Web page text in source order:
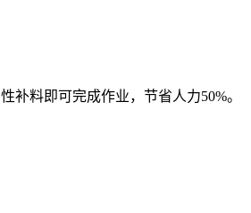
料即可完成作业，节省人力50%。